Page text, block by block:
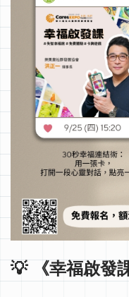
💡 《幸福啟發